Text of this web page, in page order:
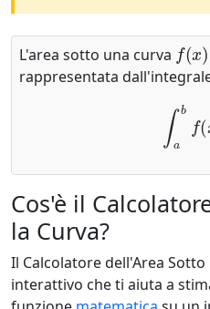
L'area sotto una curva
f(x)
rappresentata
ab
Cos'è il
la Curva?
Il Calcolatore dell'Area
interattivo che ti aiuta a